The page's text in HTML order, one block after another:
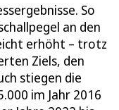
So
an den
erhöht – trotz
Ziels, den
stiegen die
im Jahr 2016